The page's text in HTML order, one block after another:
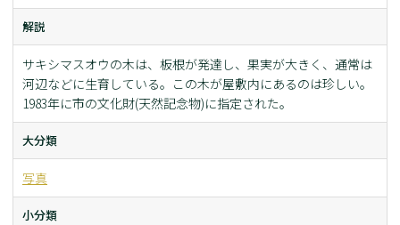
解説
サキシマスオウの木は、板根が発達し、果実が大きく、通常は
河辺などに生育している。この木が屋敷内にあるのは珍しい。
1983年に市の文化財(天然記念物)に指定された。
大分類
写真
小分類